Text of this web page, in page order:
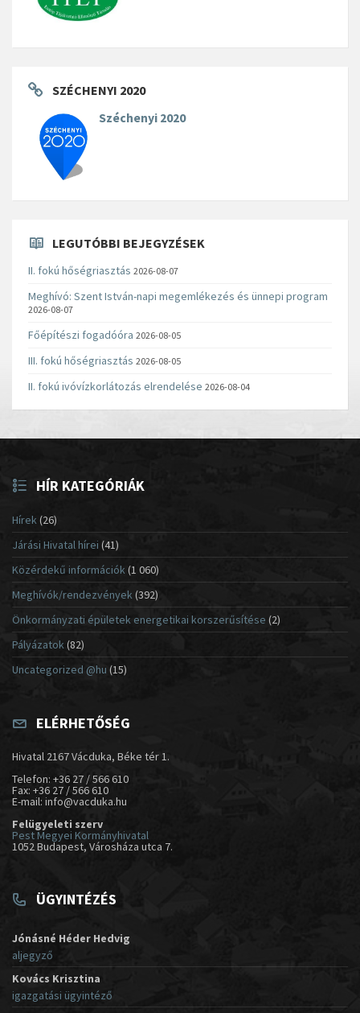
SZÉCHENYI 2020
Széchenyi 2020
LEGUTÓBBI BEJEGYZÉSEK
II. fokú hőségriasztás 2026-08-07
Meghívó: Szent István-napi megemlékezés és ünnepi program
2026-08-07
Főépítészi fogadóóra 2026-08-05
III. fokú hőségriasztás 2026-08-05
II. fokú ivóvízkorlátozás elrendelése 2026-08-04
HÍR KATEGÓRIÁK
Hírek(26)
Járási Hivatal hírei (41)
Közérdekű információk(1 060)
Meghívók/rendezvények (392)
Önkormányzati épületek energetikai korszerűsítése (2)
Pályázatok (82)
Uncategorized @hu (15)
ELÉRHETŐSÉG
Hivatal 2167 Vácduka, Béke tér 1.
Telefon: +36 27 / 566 610
Fax: +36 27 / 566 610
E-mail: info@vacduka.hu
Felügyeleti szerv
Pest Megyei Kormányhivatal
1052 Budapest, Városháza utca 7.
ÜGYINTÉZÉS
Jónásné Héder Hedvig
aljegyző
Kovács Krisztina
igazgatási ügyintéző